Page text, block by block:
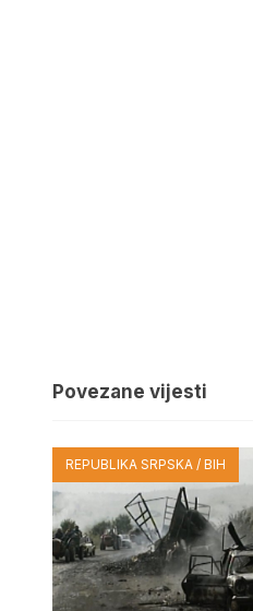
Povezane vijesti
REPUBLIKA SRPSKA / BIH